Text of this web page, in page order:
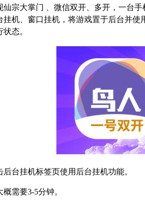
宗大掌门 、微信双开、多开，一台
机、窗口挂机，将游戏置于后台并
态。
台挂机标签页使用后台挂机功能。
概需要3-5分钟。